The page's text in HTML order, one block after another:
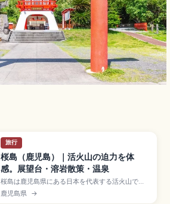
旅行
桜島（鹿児島）｜活火山の迫力を体
感。展望台・溶岩散策・温泉
桜島は鹿児島県にある日本を代表する活火山で、
1914年大噴火で大隅半島と陸続きになった現役の
火山。鹿児島市街からフェリー約15分(片道大人
鹿児島県 →